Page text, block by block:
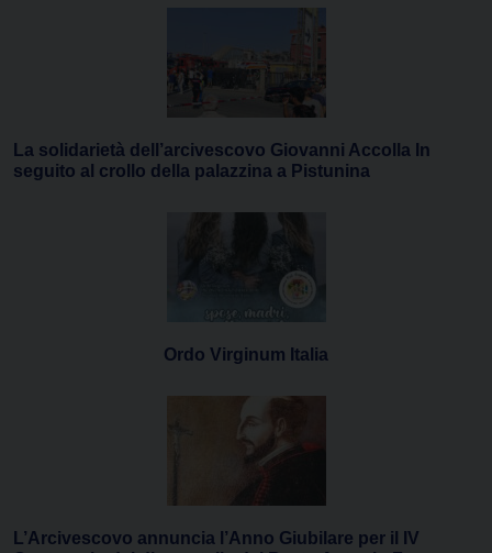
La solidarietà dell’arcivescovo Giovanni Accolla In
seguito al crollo della palazzina a Pistunina
Ordo Virginum Italia
L’Arcivescovo annuncia l’Anno Giubilare per il IV